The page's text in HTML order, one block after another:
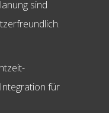
sind
für